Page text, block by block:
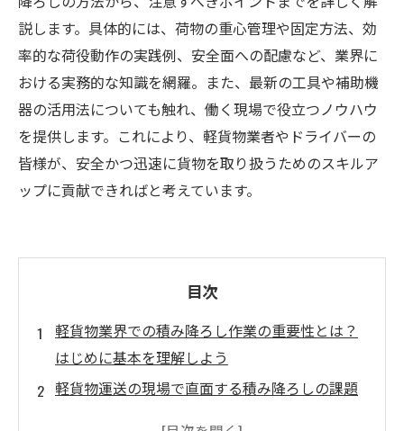
説します。具体的には、荷物の重心管理や固定方法、効
率的な荷役動作の実践例、安全面への配慮など、業界に
おける実務的な知識を網羅。また、最新の工具や補助機
器の活用法についても触れ、働く現場で役立つノウハウ
を提供します。これにより、軽貨物業者やドライバーの
皆様が、安全かつ迅速に貨物を取り扱うためのスキルア
ップに貢献できればと考えています。
目次
軽貨物業界での積み降ろし作業の重要性とは？
はじめに基本を理解しよう
軽貨物運送の現場で直面する積み降ろしの課題